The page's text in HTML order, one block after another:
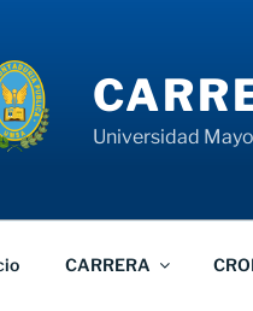
Universidad
CARRERA